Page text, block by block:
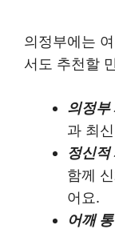
의정부에는
서도 추천할
의정부
과 최
정신적
함께
어요.
어깨